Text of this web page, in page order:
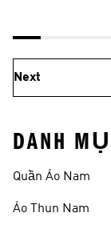
Next
DANH
Quần Áo Nam
Áo Thun Nam